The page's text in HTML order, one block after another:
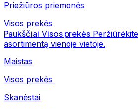
Priežiūros priemonės
Visos prekės
Paukščiai Visos prekės
asortimentą vienoje vietoje.
Maistas
Visos prekės
Skanėstai